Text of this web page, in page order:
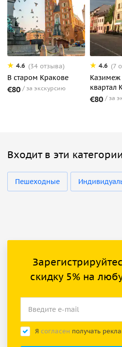
4.6 (34 отзыва)
В старом Кракове
€80 за экскурсию
4.6 (7
Казимеж
квартал
€80 за
Входит в эти категории
Пешеходные
скидку 5% на
Я согласен получать